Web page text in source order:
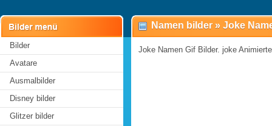
Bilder
Avatare
Ausmalbilder
Disney bilder
Glitzer bilder
Namen bilder » Joke
Joke Namen Gif Bilder. joke